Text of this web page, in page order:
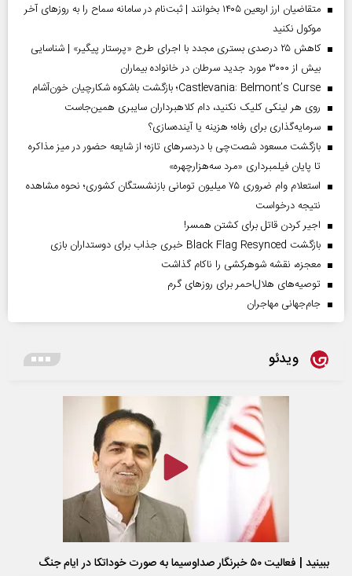
متقاضیان ارز اربعین ۱۴۰۵ بخوانند | ثبت‌نام در سامانه سماح را به روز‌های آخر
موکول نکنید
کاهش ۲۵ درصدی بستری مجدد با اجرای طرح «پرستار پیگیر» | شناسایی
بیش از ۳۰۰۰ مورد جدید سرطان در خانواده بیماران
Castlevania: Belmont’s Curse؛ بازگشت باشکوه شکارچیان خون‌آشام
روی هر لینکی کلیک نکنید، دام کلاهبرداران سایبری همین‌جاست
سرمایه‌گذاری برای رفاه؛ هزینه یا آینده‌سازی؟
بازگشت مسعود شصت‌چی با دردسر‌های تازه؛ از شایعه حضور در میز مذاکره
تا پایان فیلمبرداری «مرد سه‌هزارچهره»
استعلام وام ضروری ۷۵ میلیون تومانی بازنشستگان کشوری؛ نحوه مشاهده
نتیجه درخواست
اجیر کردن قاتل برای کشتن همسر!
بازگشت Black Flag Resynced خبری جذاب برای دوستداران بازی
معجزه، نقشه شوهرکشی را ناکام گذاشت
توصیه‌های هلال‌احمر برای روز‌های گرم
جام‌جهانی مهاجران
ویدئو
ببینید | فعالیت ۵۰ خبرنگار صداوسیما به صورت خوداتکا در ایام جنگ